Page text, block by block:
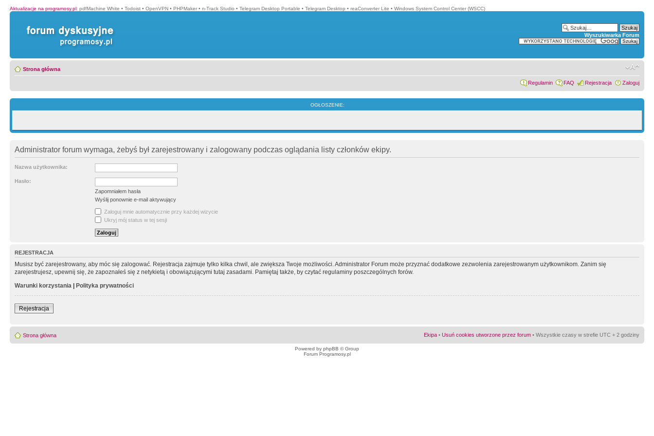
Aktualizacje na programosy.pl: pdfMachine White • Todoist • OpenVPN • PHPMaker • n-Track Studio • Telegram Desktop Portable • Telegram Desktop • reaConverter Lite • Windows System Control Center (WSCC)
Wyszukiwarka Forum
Strona główna
Regulamin FAQ Rejestracja Zaloguj
OGŁOSZENIE:
Administrator forum wymaga, żebyś był zarejestrowany i zalogowany podczas oglądania listy członków ekipy.
Nazwa użytkownika:
Hasło:
Zapomniałem hasła
Wyślij ponownie e-mail aktywujący
Zaloguj mnie automatycznie przy każdej wizycie
Ukryj mój status w tej sesji
REJESTRACJA
Musisz być zarejestrowany, aby móc się zalogować. Rejestracja zajmuje tylko kilka chwil, ale zwiększa Twoje możliwości. Administrator Forum może przyznać dodatkowe zezwolenia zarejestrowanym użytkownikom. Zanim się
zarejestrujesz, upewnij się, że zapoznałeś się z netykietą i obowiązującymi tutaj zasadami. Pamiętaj także, by czytać regulaminy poszczególnych forów.
Warunki korzystania | Polityka prywatności
Rejestracja
Strona główna Ekipa • Usuń cookies utworzone przez forum • Wszystkie czasy w strefie UTC + 2 godziny
Powered by phpBB © Group
Forum Programosy.pl